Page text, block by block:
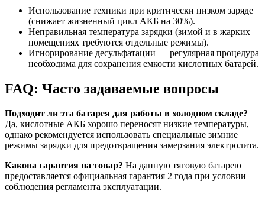
Использование техники при критически низком заряде
(снижает жизненный цикл АКБ на 30%).
Неправильная температура зарядки (зимой и в жарких
помещениях требуются отдельные режимы).
Игнорирование десульфатации — регулярная процедура
необходима для сохранения емкости кислотных батарей.
FAQ: Часто задаваемые вопросы
Подходит ли эта батарея для работы в холодном складе?
Да, кислотные АКБ хорошо переносят низкие температуры,
однако рекомендуется использовать специальные зимние
режимы зарядки для предотвращения замерзания электролита.
Какова гарантия на товар? На данную тяговую батарею
предоставляется официальная гарантия 2 года при условии
соблюдения регламента эксплуатации.